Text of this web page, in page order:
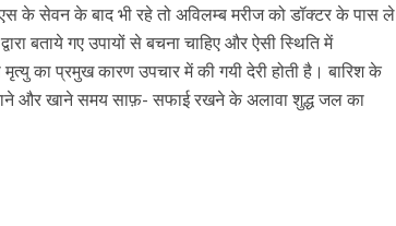
के सेवन के बाद भी रहे तो अविलम्ब मरीज को डॉक्टर के पास ले
बताये गए उपायों से बचना चाहिए और ऐसी स्थिति में
का प्रमुख कारण उपचार में की गयी देरी होती है। बारिश के
और खाने समय साफ़- सफाई रखने के अलावा शुद्ध जल का